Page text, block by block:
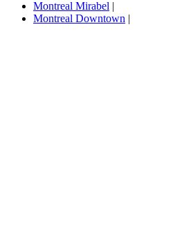
Montreal Mirabel |
Montreal Downtown |